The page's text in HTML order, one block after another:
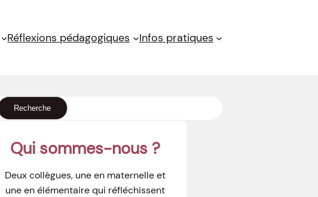
Réflexions pédagogiques Infos pratiques
Recherche
Qui sommes-nous ?
Deux collègues, une en maternelle et
une en élémentaire qui réfléchissent